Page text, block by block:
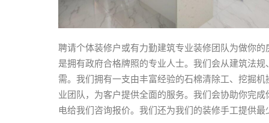
聘请个体装修户或有力勤建筑专业装修团队为做你
是拥有政府合格牌照的专业人士。我们会从建筑法
需。我们拥有一支由丰富经验的石棉清除工、挖掘
业团队，为客户提供全面的服务。我们会协助你完
电给我们咨询报价。我们还为我们的装修手工提供